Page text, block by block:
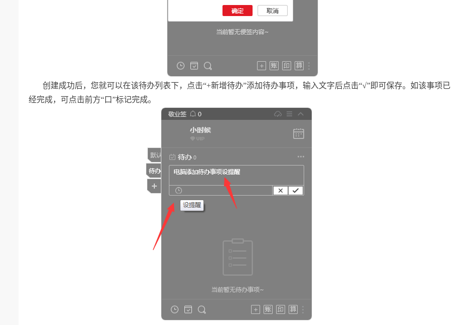
创建成功后，您就可以在该待办列表下，点击“+新增待办”添加待办事项，输入文字后点击“√”即可保存。如该事项已
经完成，可点击前方“口”标记完成。